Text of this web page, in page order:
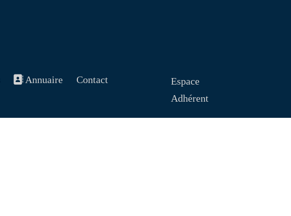
Annuaire Contact
Espace
Adhérent